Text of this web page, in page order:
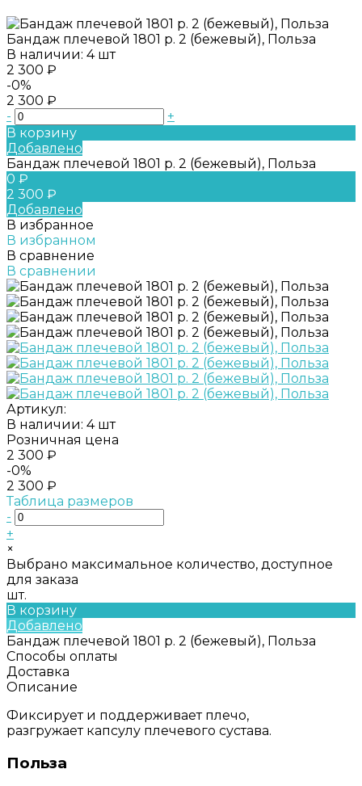
Бандаж плечевой 1801 р. 2 (бежевый), Польза
В наличии: 4 шт
2 300 ₽
-0%
2 300 ₽
-
+
В корзину
Добавлено
Бандаж плечевой 1801 р. 2 (бежевый), Польза
0 ₽
2 300 ₽
Добавлено
В избранное
В избранном
В сравнение
В сравнении
Артикул:
В наличии: 4 шт
Розничная цена
2 300 ₽
-0%
2 300 ₽
Таблица размеров
-
+
×
Выбрано максимальное количество, доступное
для заказа
шт.
В корзину
Добавлено
Бандаж плечевой 1801 р. 2 (бежевый), Польза
Способы оплаты
Доставка
Описание
Фиксирует и поддерживает плечо,
разгружает капсулу плечевого сустава.
Польза